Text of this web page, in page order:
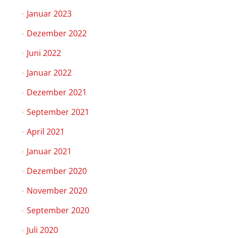
Januar 2023
Dezember 2022
Juni 2022
Januar 2022
Dezember 2021
September 2021
April 2021
Januar 2021
Dezember 2020
November 2020
September 2020
Juli 2020